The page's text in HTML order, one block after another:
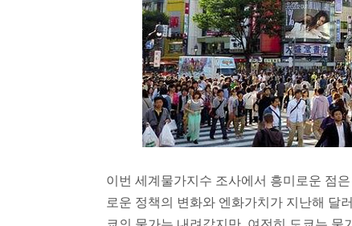
이번 세계물가지수 조사에서 흥미로운 점
로운 정책의 변화와 엔화가치가 지난해 달